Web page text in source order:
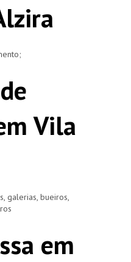
Vila
galerias, bueiros,
em